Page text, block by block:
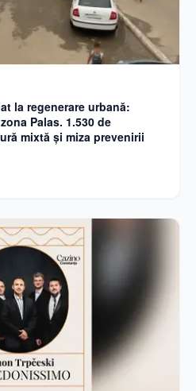
la regenerare urbană:
Palas. 1.530 de
mixtă și miza prevenirii